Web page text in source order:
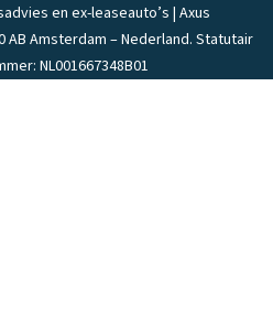
en ex-leaseauto’s | Axus
AB Amsterdam – Nederland. Statutair
NL001667348B01